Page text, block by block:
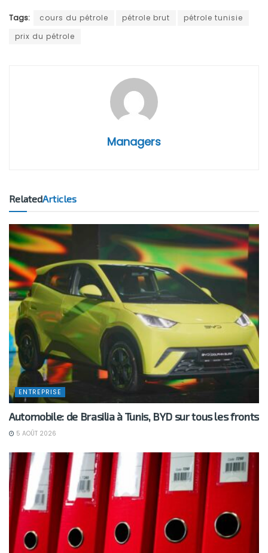
Tags: cours du pétrole pétrole brut
pétrole tunisie
prix du pétrole
Managers
RelatedArticles
ENTREPRISE
Automobile: de Brasilia à Tunis, BYD sur tous les fronts
5 AOÛT 2026